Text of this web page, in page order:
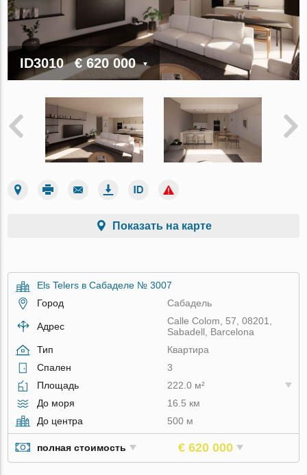
ID3010 € 620 000
Показать на карте
Els Telers в Сабаделе № 3007
Город
Сабадель
Адрес
Calle Colom, 57, 08201,
Sabadell, Barcelona
Тип
Квартира
Спален
3
Площадь
222.0 м²
До моря
16.5 км
До центра
500 м
полная стоимость € 620 000